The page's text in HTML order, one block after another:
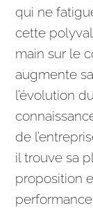
qui ne
cette
main sur le
augmente
l’évolution
de
il trouve sa
proposition